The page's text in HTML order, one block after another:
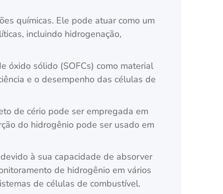
químicas. Ele pode atuar como um
incluindo hidrogenação,
óxido sólido (SOFCs) como material
e o desempenho das células de
de cério pode ser empregada em
do hidrogênio pode ser usado em
à sua capacidade de absorver
de hidrogênio em vários
de células de combustível.